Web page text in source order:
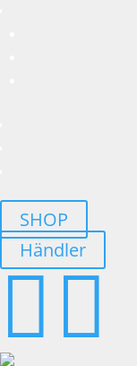
SHOP
Händler
 